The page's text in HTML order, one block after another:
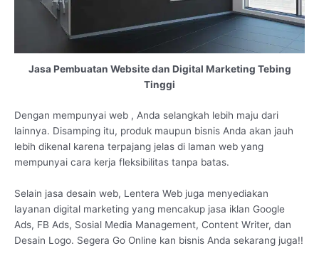
Jasa Pembuatan Website dan Digital Marketing Tebing
Tinggi
Dengan mempunyai web , Anda selangkah lebih maju dari
lainnya. Disamping itu, produk maupun bisnis Anda akan jauh
lebih dikenal karena terpajang jelas di laman web yang
mempunyai cara kerja fleksibilitas tanpa batas.
Selain jasa desain web, Lentera Web juga menyediakan
layanan digital marketing yang mencakup jasa iklan Google
Ads, FB Ads, Sosial Media Management, Content Writer, dan
Desain Logo. Segera Go Online kan bisnis Anda sekarang juga!!